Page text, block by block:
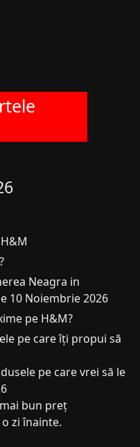
Neagra in
10 Noiembrie 2026
pe H&M?
pe care îți propui să
pe care vrei să le
bun preț
zi înainte.